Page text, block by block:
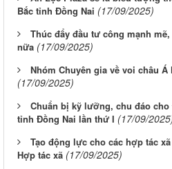
Bắc tỉnh Đồng Nai (17/09/2025)
Thúc đẩy đầu tư công mạnh
nữa (17/09/2025)
Nhóm Chuyên gia về voi châu
(17/09/2025)
Chuẩn bị kỹ lưỡng, chu đáo
tỉnh Đồng Nai lần thứ I (17/09/
Tạo động lực cho các hợp tác
Hợp tác xã (17/09/2025)